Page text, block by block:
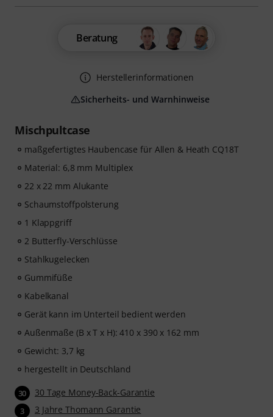
Mischpultcase
maßgefertigtes Haubencase für Allen & Heath CQ18T
Material: 6,8 mm Multiplex
22 x 22 mm Alukante
Schaumstoffpolsterung
1 Klappgriff
2 Butterfly-Verschlüsse
Stahlkugelecken
Gummifüße
Kabelkanal
Gerät kann im Unterteil bedient werden
Außenmaße (B x T x H): 410 x 390 x 162 mm
Gewicht: 3,7 kg
hergestellt in Deutschland
30 30 Tage Money-Back-Garantie
3 3 Jahre Thomann Garantie
Beratung
Herstellerinformationen
Sicherheits- und Warnhinweise